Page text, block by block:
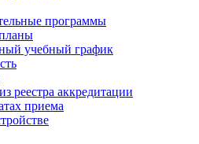
программы
учебный график
реестра аккредитации
приема